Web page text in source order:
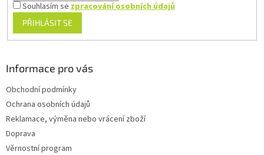
Souhlasím sezpracování osobních údajů
PŘIHLÁSIT SE
Informace pro vás
Obchodní podmínky
Ochrana osobních údajů
Reklamace, výměna nebo vrácení zboží
Doprava
Věrnostní program